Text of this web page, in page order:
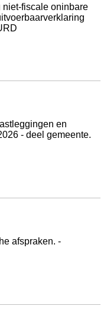
fiscale oninbare
en
- deel gemeente.
afspraken. -